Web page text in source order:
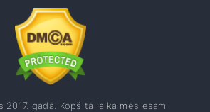
2017. gadā. Kopš tā laika mēs esam